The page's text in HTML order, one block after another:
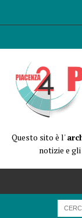
Questo sito è l'
notizie e